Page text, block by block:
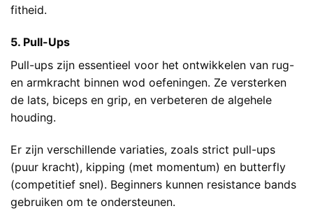
fitheid.
5. Pull-Ups
Pull-ups zijn essentieel voor het ontwikkelen van rug-
en armkracht binnen wod oefeningen. Ze versterken
de lats, biceps en grip, en verbeteren de algehele
houding.
Er zijn verschillende variaties, zoals strict pull-ups
(puur kracht), kipping (met momentum) en butterfly
(competitief snel). Beginners kunnen resistance bands
gebruiken om te ondersteunen.